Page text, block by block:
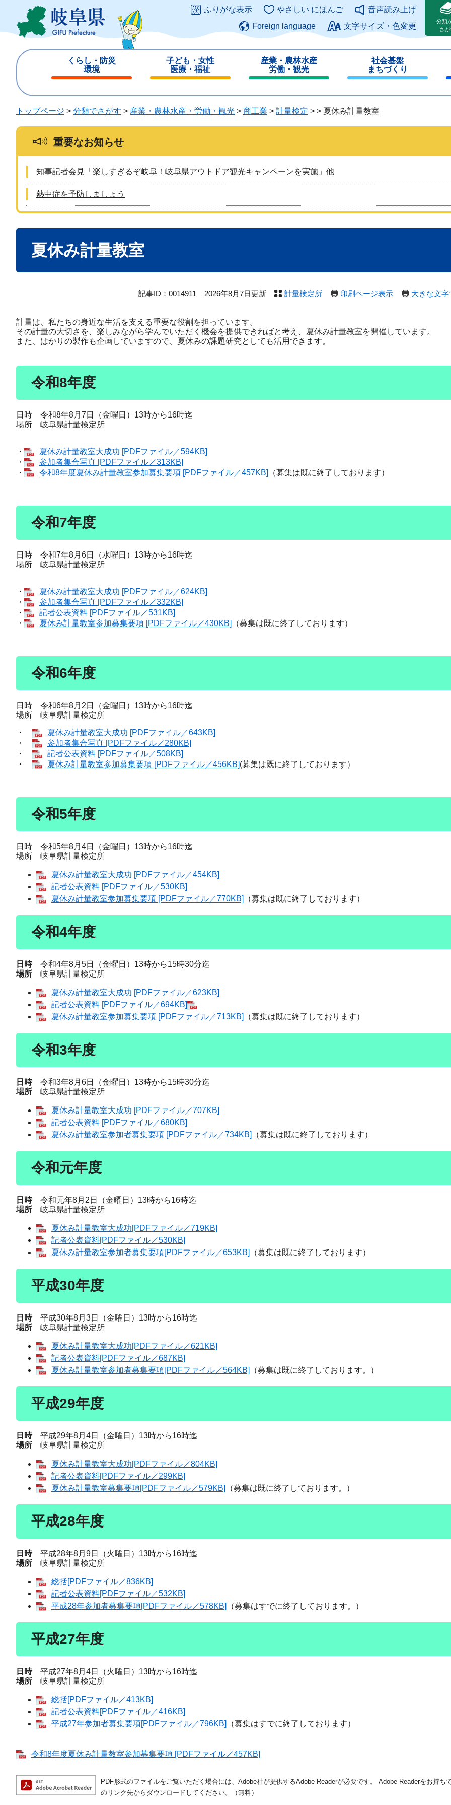
ジ
ュ
このページの本文へ
ふりがな表示 やさしい にほんご
音声読み上げ
Foreign language
文字サイズ・色変更
分類
さ
くらし・防災
環境
じ
子ども・女性
医療・福祉
じ
る
産業・農林水産
労働・観光
じ
る
社会基盤
まちづくり
じ
る
トップページ > 分類でさがす > 産業・農林水産・労働・観光 > 商工業 > 計量検定 > > 夏休み計量教室
重要なお知らせ
知事記者会見「楽しすぎるぞ岐阜！岐阜県アウトドア観光キャンペーンを実施」他
熱中症を予防しましょう
夏休み計量教室
記事ID：0014911 2026年8月7日更新 計量検定所 印刷ページ表示 大きな文
計量は、私たちの身近な生活を支える重要な役割を担っています。
その計量の大切さを、楽しみながら学んでいただく機会を提供できればと考え、夏休み計量教室を開催しています。
また、はかりの製作も企画していますので、夏休みの課題研究としても活用できます。
令和8年度
日時 令和8年8月7日（金曜日）13時から16時迄
場所 岐阜県計量検定所
・
夏休み計量教室大成功 [PDFファイル／594KB]
・
参加者集合写真 [PDFファイル／313KB]
・
令和8年度夏休み計量教室参加募集要項 [PDFファイル／457KB] （募集は既に終了しております）
令和7年度
日時 令和7年8月6日（水曜日）13時から16時迄
場所 岐阜県計量検定所
・
夏休み計量教室大成功 [PDFファイル／624KB]
・
参加者集合写真 [PDFファイル／332KB]
・
記者公表資料 [PDFファイル／531KB]
・
夏休み計量教室参加募集要項 [PDFファイル／430KB] （募集は既に終了しております）
令和6年度
日時 令和6年8月2日（金曜日）13時から16時迄
場所 岐阜県計量検定所
・
夏休み計量教室大成功 [PDFファイル／643KB]
・
参加者集合写真 [PDFファイル／280KB]
・
記者公表資料 [PDFファイル／508KB]
・
夏休み計量教室参加募集要項 [PDFファイル／456KB](募集は既に終了しております）
令和5年度
日時 令和5年8月4日（金曜日）13時から16時迄
場所 岐阜県計量検定所
夏休み計量教室大成功 [PDFファイル／454KB]
記者公表資料 [PDFファイル／530KB]
夏休み計量教室参加募集要項 [PDFファイル／770KB]
（募集は既に終了しております）
令和4年度
日時 令和4年8月5日（金曜日）13時から15時30分迄
場所 岐阜県計量検定所
夏休み計量教室大成功 [PDFファイル／623KB]
記者公表資料 [PDFファイル／694KB]
夏休み計量教室参加募集要項 [PDFファイル／713KB]
（募集は既に終了しております）​
令和3年度
日時 令和3年8月6日（金曜日）13時から15時30分迄
場所 岐阜県計量検定所
夏休み計量教室大成功 [PDFファイル／707KB]
記者公表資料 [PDFファイル／680KB]
夏休み計量教室参加者募集要項 [PDFファイル／734KB]
（募集は既に終了しております）
令和元年度
日時 令和元年8月2日（金曜日）13時から16時迄
場所 岐阜県計量検定所
夏休み計量教室大成功[PDFファイル／719KB]
記者公表資料[PDFファイル／530KB]
夏休み計量教室参加者募集要項[PDFファイル／653KB]
（募集は既に終了しております）
平成30年度
日時 平成30年8月3日（金曜日）13時から16時迄
場所 岐阜県計量検定所
夏休み計量教室大成功[PDFファイル／621KB]
記者公表資料[PDFファイル／687KB]
夏休み計量教室参加者募集要項[PDFファイル／564KB]
（募集は既に終了しております。）
平成29年度
日時 平成29年8月4日（金曜日）13時から16時迄
場所 岐阜県計量検定所
夏休み計量教室大成功[PDFファイル／804KB]
記者公表資料[PDFファイル／299KB]
夏休み計量教室募集要項[PDFファイル／579KB]
（募集は既に終了しております。）
平成28年度
日時 平成28年8月9日（火曜日）13時から16時迄
場所 岐阜県計量検定所
総括[PDFファイル／836KB]
記者公表資料[PDFファイル／532KB]
平成28年参加者募集要項[PDFファイル／578KB]
（募集はすでに終了しております。）
平成27年度
日時 平成27年8月4日（火曜日）13時から16時迄
場所 岐阜県計量検定所
総括[PDFファイル／413KB]
記者公表資料[PDFファイル／416KB]
平成27年参加者募集要項[PDFファイル／796KB]
（募集はすでに終了しております）
令和8年度夏休み計量教室参加募集要項 [PDFファイル／457KB]
PDF形式のファイルをご覧いただく場合には、Adobe社が提供するAdobe Readerが必要です。
Adobe Readerをお持ち
のリンク先からダウンロードしてください。（無料）